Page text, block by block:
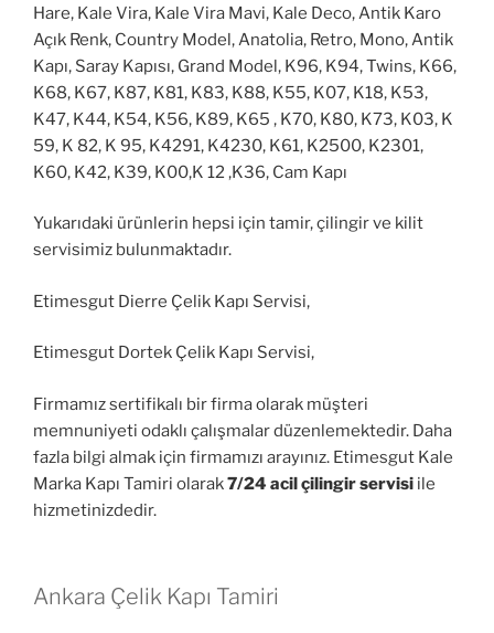
Hare, Kale Vira, Kale Vira Mavi, Kale Deco, Antik Karo
Açık Renk, Country Model, Anatolia, Retro, Mono, Antik
Kapı, Saray Kapısı, Grand Model, K96, K94, Twins, K66,
K68, K67, K87, K81, K83, K88, K55, K07, K18, K53,
K47, K44, K54, K56, K89, K65 , K70, K80, K73, K03, K
59, K 82, K 95, K4291, K4230, K61, K2500, K2301,
K60, K42, K39, K00,K 12 ,K36, Cam Kapı
Yukarıdaki ürünlerin hepsi için tamir, çilingir ve kilit
servisimiz bulunmaktadır.
Etimesgut Dierre Çelik Kapı Servisi,
Etimesgut Dortek Çelik Kapı Servisi,
Firmamız sertifikalı bir firma olarak müşteri
memnuniyeti odaklı çalışmalar düzenlemektedir. Daha
fazla bilgi almak için firmamızı arayınız. Etimesgut Kale
Marka Kapı Tamiri olarak7/24 acil çilingir servisi ile
hizmetinizdedir.
Ankara Çelik Kapı Tamiri